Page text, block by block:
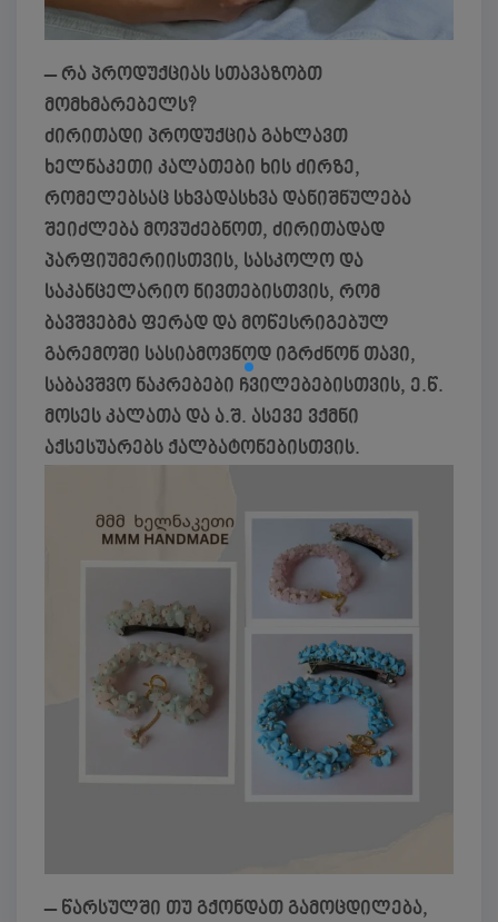
– რა პროდუქციას სთავაზობთ
მომხმარებელს?
ძირითადი პროდუქცია გახლავთ
ხელნაკეთი კალათები ხის ძირზე,
რომელებსაც სხვადასხვა დანიშნულება
შეიძლება მოვუძებნოთ, ძირითადად
პარფიუმერიისთვის, სასკოლო და
საკანცელარიო ნივთებისთვის, რომ
ბავშვებმა ფერად და მოწესრიგებულ
გარემოში სასიამოვნოდ იგრძნონ თავი,
საბავშვო ნაკრებები ჩვილებებისთვის, ე.წ.
მოსეს კალათა და ა.შ. ასევე ვქმნი
აქსესუარებს ქალბატონებისთვის.
– წარსულში თუ გქონდათ გამოცდილება,